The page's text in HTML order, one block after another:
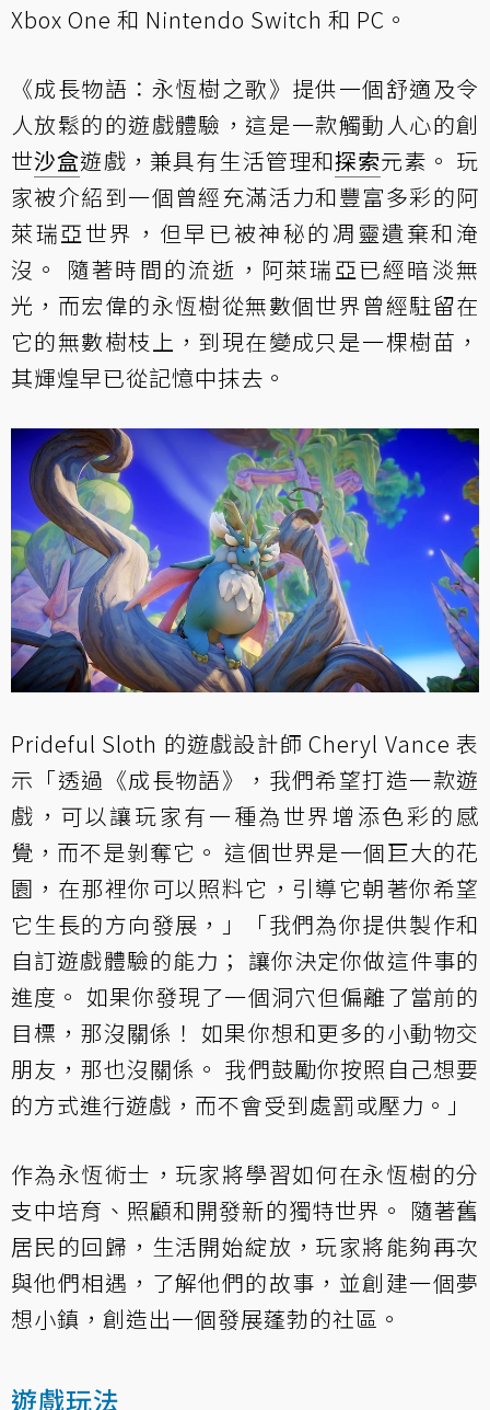
Xbox One 和 Nintendo Switch 和 PC。
《成長物語：永恆樹之歌》提供一個舒適及令
人放鬆的的遊戲體驗，這是一款觸動人心的創
世沙盒遊戲，兼具有生活管理和探索元素。 玩
家被介紹到一個曾經充滿活力和豐富多彩的阿
萊瑞亞世界，但早已被神秘的凋靈遺棄和淹
沒。 隨著時間的流逝，阿萊瑞亞已經暗淡無
光，而宏偉的永恆樹從無數個世界曾經駐留在
它的無數樹枝上，到現在變成只是一棵樹苗，
其輝煌早已從記憶中抹去。
Prideful Sloth 的遊戲設計師 Cheryl Vance 表
示「透過《成長物語》，我們希望打造一款遊
戲，可以讓玩家有一種為世界增添色彩的感
覺，而不是剝奪它。 這個世界是一個巨大的花
園，在那裡你可以照料它，引導它朝著你希望
它生長的方向發展，」「我們為你提供製作和
自訂遊戲體驗的能力； 讓你決定你做這件事的
進度。 如果你發現了一個洞穴但偏離了當前的
目標，那沒關係！ 如果你想和更多的小動物交
朋友，那也沒關係。 我們鼓勵你按照自己想要
的方式進行遊戲，而不會受到處罰或壓力。」
作為永恆術士，玩家將學習如何在永恆樹的分
支中培育、照顧和開發新的獨特世界。 隨著舊
居民的回歸，生活開始綻放，玩家將能夠再次
與他們相遇，了解他們的故事，並創建一個夢
想小鎮，創造出一個發展蓬勃的社區。
遊戲玩法